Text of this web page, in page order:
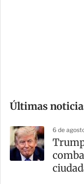
m
a
r
t
Últimas
6 de